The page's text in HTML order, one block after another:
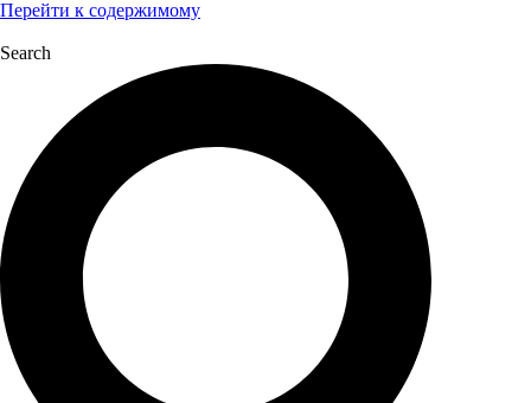
Перейти к содержимому
Search